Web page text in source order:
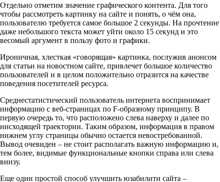
Отдельно отметим значение графического контента. Для того
чтобы рассмотреть картинку на сайте и понять, о чём она,
пользователю требуется самое большое 2 секунды. На прочтение
даже небольшого текста может уйти около 15 секунд и это
весомый аргумент в пользу фото и графики.
Ироничная, хлесткая «говорящая» картинка, послужив анонсом
для статьи на новостном сайте, привлечет большое количество
пользователей и в целом положительно отразится на качестве
поведения посетителей ресурса.
Среднестатистический пользователь интернета воспринимает
информацию с веб-страницах по F-образному принципу. В
первую очередь то, что расположено слева наверху и далее по
нисходящей траектории. Таким образом, информация в правом
нижнем углу страницы обычно остается невостребованной.
Вывод очевиден – не стоит располагать важную информацию и,
тем более, видимые функциональные кнопки справа или слева
внизу.
Еще один простой способ улучшить юзабилити сайта –